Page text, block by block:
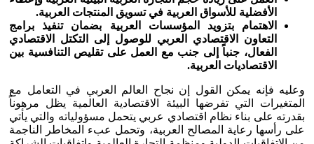
الأفضلية للأسواق العربية في تسويق المنتجات العربية.
الاهتمام بتزويد المؤسسات العربية بضمان تنفيذ برامج
التعاون الاقتصادي العربي للوصول إلى التكتل الاقتصادي
الفعال، جنباً إلى جنب مع العمل على تقليص التنافسية بين
الاقتصاديات العربية.
وعليه فإنه يمكن القول إن نجاح العالم العربي في التعامل مع
المتغيرات التي تفرضها البيئة الاقتصادية العالمية يظل مرهوناً
بقدرته على بناء نظام اقتصادي عربي يتحمل مسؤولياته والتي يأتي
على رأسها رعاية المصالح العربية، وتحمل عبء المخاطر الناجمة